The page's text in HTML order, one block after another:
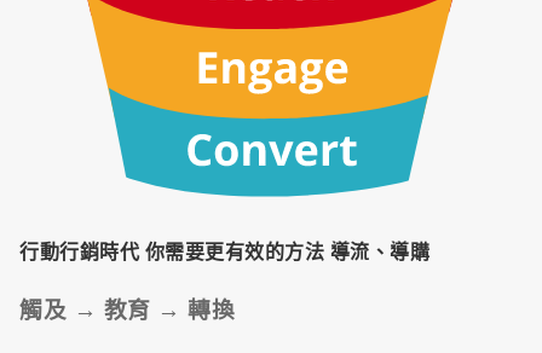
行動行銷時代 你需要更有效的方法 導流、導購
觸及 → 教育 → 轉換